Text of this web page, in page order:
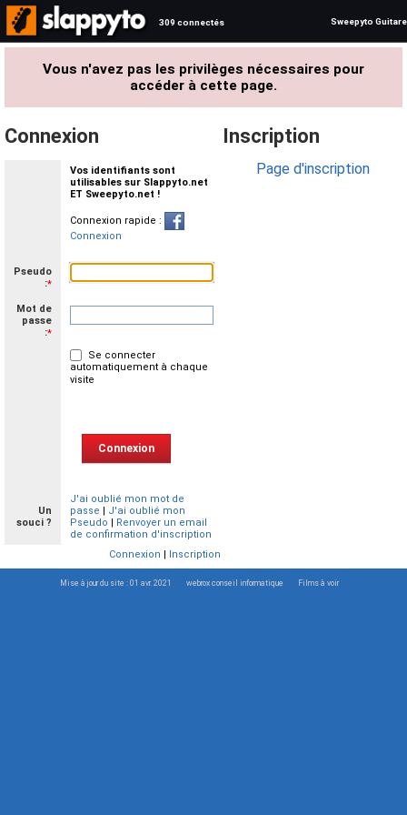
309 connectés Sweepyto Guitare
Vous n'avez pas les privilèges nécessaires pour
accéder à cette page.
Connexion
Vos identifiants sont
utilisables sur Slappyto.net
ET Sweepyto.net !
Connexion rapide :
Connexion
Pseudo
:*
Mot de
passe
:*
Se connecter
automatiquement à chaque
visite
Un
souci ?
J'ai oublié mon mot de
passe | J'ai oublié mon
Pseudo | Renvoyer un email
de confirmation d'inscription
Connexion | Inscription
Inscription
Page d'inscription
Mise à jour du site : 01 avr. 2021 webrox conseil informatique Films à voir